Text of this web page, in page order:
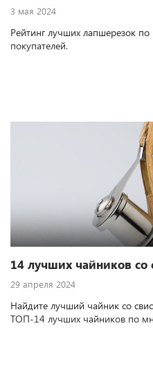
3 мая 2024
Рейтинг лучших лапшерезок
покупателей.
14 лучших чайников со
29 апреля 2024
Найдите лучший чайник со
ТОП-14 лучших чайников по